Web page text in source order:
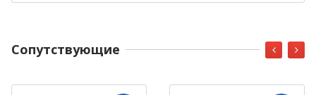
Cопутствующие